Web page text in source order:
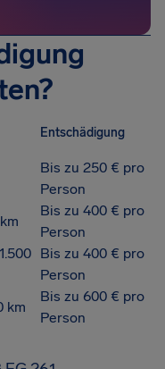
Entschädigung
Bis zu 250 € pro
Person
Bis zu 400 € pro
Person
Bis zu 400 € pro
Person
km
Bis zu 600 € pro
Person